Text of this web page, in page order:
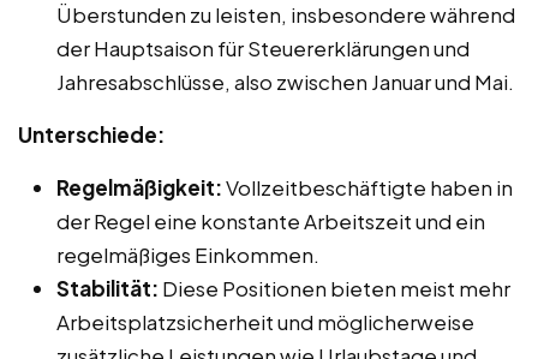
Überstunden zu leisten, insbesondere während
der Hauptsaison für Steuererklärungen und
Jahresabschlüsse, also zwischen Januar und Mai.
Unterschiede:
Regelmäßigkeit:Vollzeitbeschäftigte haben in
der Regel eine konstante Arbeitszeit und ein
regelmäßiges Einkommen.
Stabilität: Diese Positionen bieten meist mehr
Arbeitsplatzsicherheit und möglicherweise